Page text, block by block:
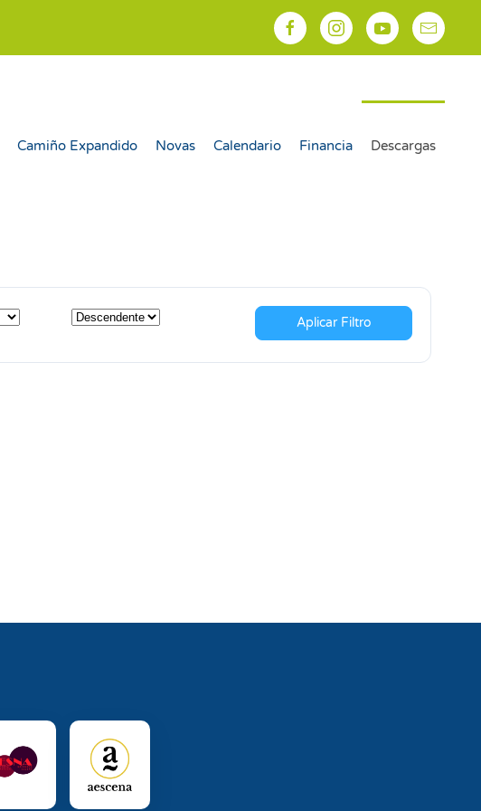
Camiño Expandido Novas Calendario Financia Descargas
Aplicar Filtro